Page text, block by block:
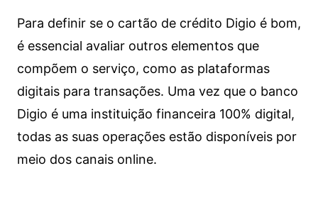
Para definir se o cartão de crédito Digio é bom,
é essencial avaliar outros elementos que
compõem o serviço, como as plataformas
digitais para transações. Uma vez que o banco
Digio é uma instituição financeira 100% digital,
todas as suas operações estão disponíveis por
meio dos canais online.